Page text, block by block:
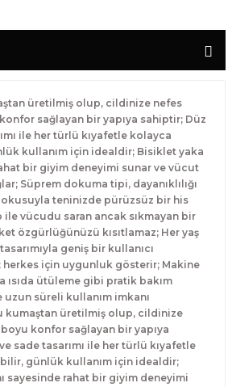
üretilmiş olup, cildinize nefes
sağlayan bir yapıya sahiptir; Düz
ile her türlü kıyafetle kolayca
kullanım için idealdir; Bisiklet yaka
bir giyim deneyimi sunar ve vücut
Süprem dokuma tipi, dayanıklılığı
teninizde pürüzsüz bir his
ile vücudu saran ancak sıkmayan bir
özgürlüğünüzü kısıtlamaz; Her yaş
geniş bir kullanıcı
için uygunluk gösterir; Makine
ısıda ütüleme gibi pratik bakım
süreli kullanım imkanı
kumaştan üretilmiş olup, cildinize
konfor sağlayan bir yapıya
sade tasarımı ile her türlü kıyafetle
günlük kullanım için idealdir;
sayesinde rahat bir giyim deneyimi